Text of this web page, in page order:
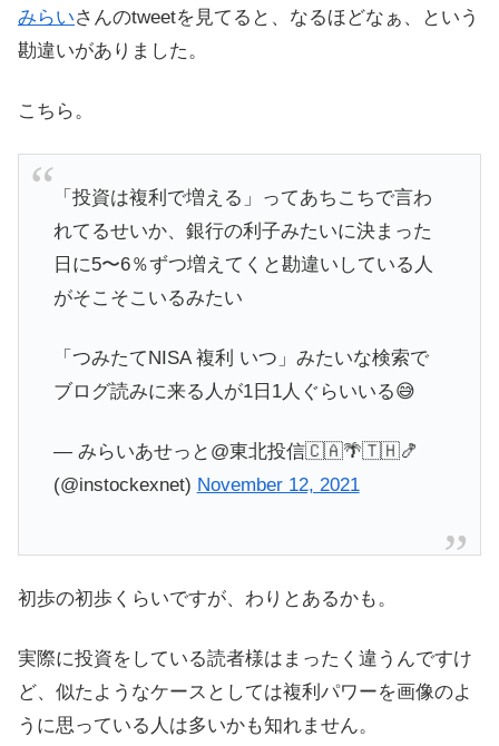
みらいさんのtweetを見てると、なるほどなぁ、という
勘違いがありました。
こちら。
「投資は複利で増える」ってあちこちで言わ
れてるせいか、銀行の利子みたいに決まった
日に5〜6％ずつ増えてくと勘違いしている人
がそこそこいるみたい
「つみたてNISA 複利 いつ」みたいな検索で
ブログ読みに来る人が1日1人ぐらいいる😅
— みらいあせっと@東北投信🇨🇦🌴🇹🇭🍤
(@instockexnet) November 12, 2021
初歩の初歩くらいですが、わりとあるかも。
実際に投資をしている読者様はまったく違うんですけ
ど、似たようなケースとしては複利パワーを画像のよ
うに思っている人は多いかも知れません。